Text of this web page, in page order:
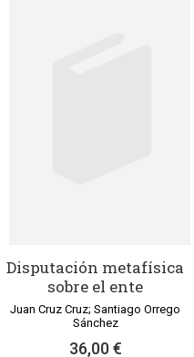
Disputación metafísica
sobre el ente
Juan Cruz Cruz; Santiago Orrego
Sánchez
36,00 €